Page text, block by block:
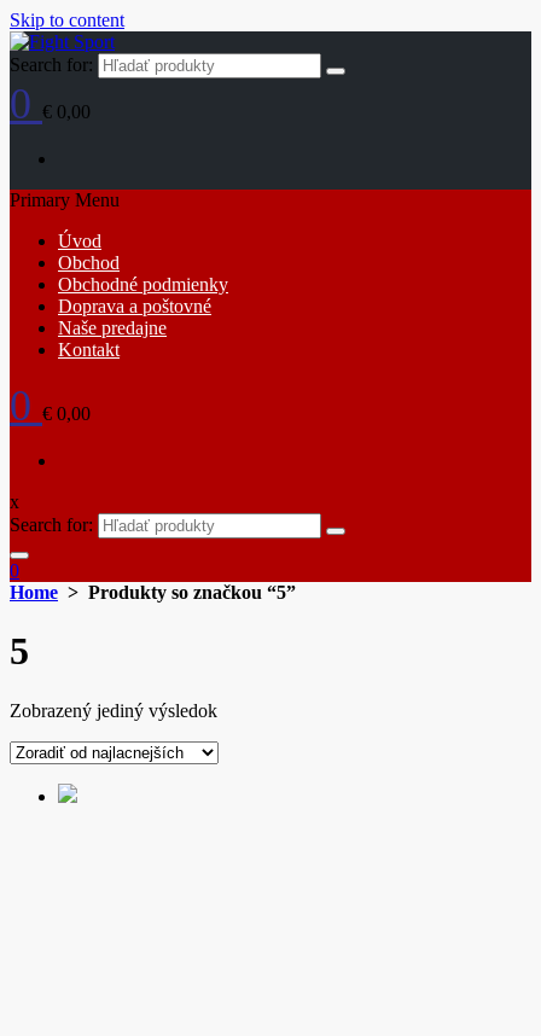
Skip to content
Search for:
0 € 0,00
Primary Menu
Úvod
Obchod
Obchodné podmienky
Doprava a poštovné
Naše predajne
Kontakt
0 € 0,00
x
Search for:
0
Home > Produkty so značkou “5”
5
Zobrazený jediný výsledok